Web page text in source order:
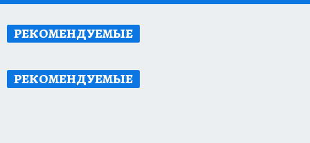
РЕКОМЕНДУЕМЫЕ
РЕКОМЕНДУЕМЫЕ